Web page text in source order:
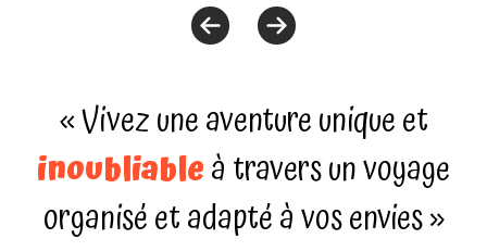
« Vivez une aventure unique et
inoubliableà travers un voyage
organisé et adapté à vos envies »